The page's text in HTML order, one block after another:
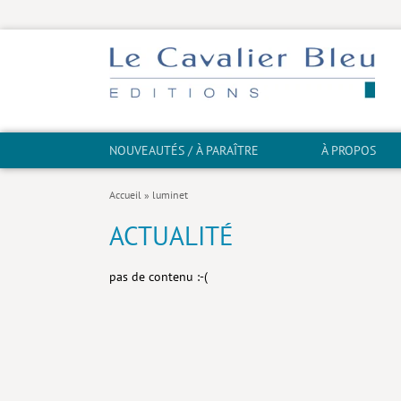
NOUVEAUTÉS / À PARAÎTRE À PROPOS
Accueil » luminet
ACTUALITÉ
pas de contenu :-(